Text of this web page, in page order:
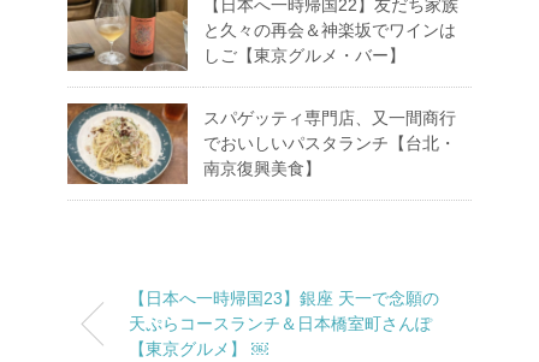
【日本へ一時帰国22】友だち家族
と久々の再会＆神楽坂でワインは
しご【東京グルメ・バー】
スパゲッティ専門店、又一間商行
でおいしいパスタランチ【台北・
南京復興美食】
【日本へ一時帰国23】銀座 天一で念願の
天ぷらコースランチ＆日本橋室町さんぽ
【東京グルメ】 ￼